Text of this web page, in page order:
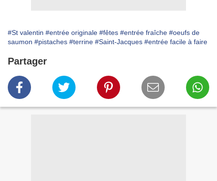
#St valentin #entrée originale #fêtes #entrée fraîche #oeufs de
saumon #pistaches #terrine #Saint-Jacques #entrée facile à faire
Partager